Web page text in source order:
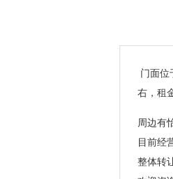
门面位
右，租
周边有
目前经
整体转